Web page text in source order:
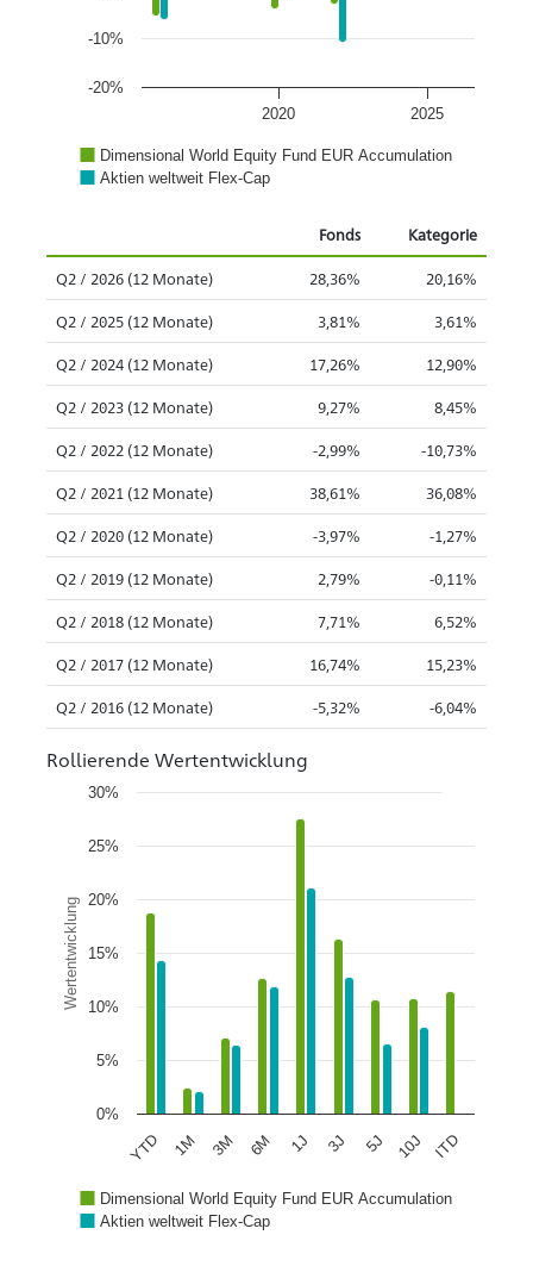
Dimensional World Equity Fund EUR Accumulation
Aktien weltweit Flex-Cap
2020 2025
-20%
-10%
Fonds Kategorie
Q2 / 2026 (12 Monate) 28,36% 20,16%
Q2 / 2025 (12 Monate) 3,81% 3,61%
Q2 / 2024 (12 Monate) 17,26% 12,90%
Q2 / 2023 (12 Monate) 9,27% 8,45%
Q2 / 2022 (12 Monate) -2,99% -10,73%
Q2 / 2021 (12 Monate) 38,61% 36,08%
Q2 / 2020 (12 Monate) -3,97% -1,27%
Q2 / 2019 (12 Monate) 2,79% -0,11%
Q2 / 2018 (12 Monate) 7,71% 6,52%
Q2 / 2017 (12 Monate) 16,74% 15,23%
Q2 / 2016 (12 Monate) -5,32% -6,04%
Rollierende Wertentwicklung
Wertentwicklung
Dimensional World Equity Fund EUR Accumulation
Aktien weltweit Flex-Cap
YTD 1M 3M 6M 1J 3J 5J 10J ITD
0%
5%
10%
15%
20%
25%
30%